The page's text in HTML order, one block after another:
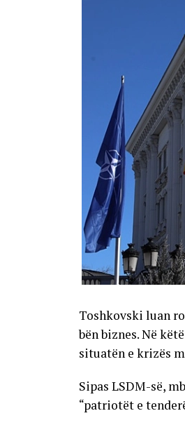
Toshkovski luan
bën biznes. Në
situatën e krizës
Sipas LSDM-së,
“patriotët e